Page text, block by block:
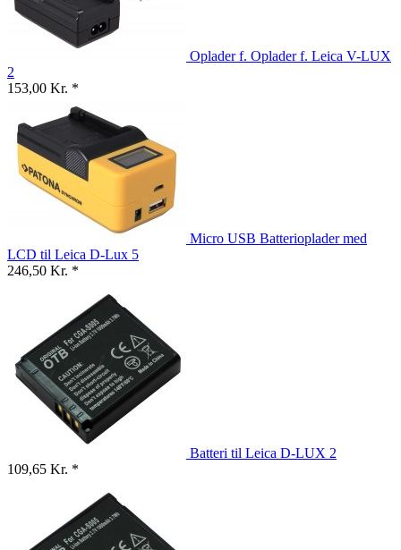
Oplader f. Oplader f. Leica V-LUX
2
153,00 Kr. *
Micro USB Batterioplader med
LCD til Leica D-Lux 5
246,50 Kr. *
Batteri til Leica D-LUX 2
109,65 Kr. *